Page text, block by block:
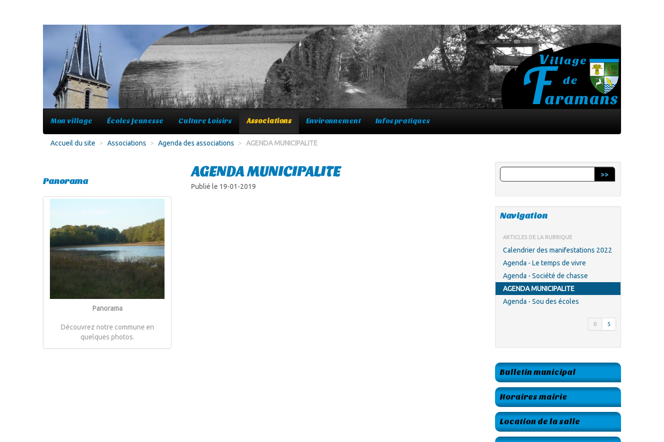
Mon village Écoles Jeunesse Culture Loisirs Associations Environnement Infos pratiques
Accueil du site > Associations > Agenda des associations > AGENDA MUNICIPALITE
AGENDA MUNICIPALITE
Publié le 19-01-2019
>>
Navigation
ARTICLES DE LA RUBRIQUE
Calendrier des manifestations 2022
Agenda - Le temps de vivre
Agenda - Société de chasse
AGENDA MUNICIPALITE
Agenda - Sou des écoles
0 5
Bulletin municipal
Horaires mairie
Location de la salle
Panorama
Panorama
Découvrez notre commune en
quelques photos.